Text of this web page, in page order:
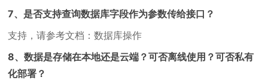
7、是否支持查询数据库字段作为参数传给接口？
支持，请参考文档：数据库操作
8、数据是存储在本地还是云端？可否离线使用？可否私有
化部署？